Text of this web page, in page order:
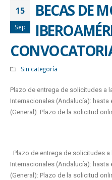
15
Sep
BECAS DE
Sin categoría
Plazo de entrega de solicitudes a
Internacionales (Andalucía): hasta
(General): Plazo de la solicitud
Plazo de entrega de solicitudes a
Internacionales (Andalucía): hasta
(General): Plazo de la solicitud